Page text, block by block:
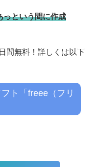
っという間に作成
間無料！詳しくは以下
ト「freee（フリ